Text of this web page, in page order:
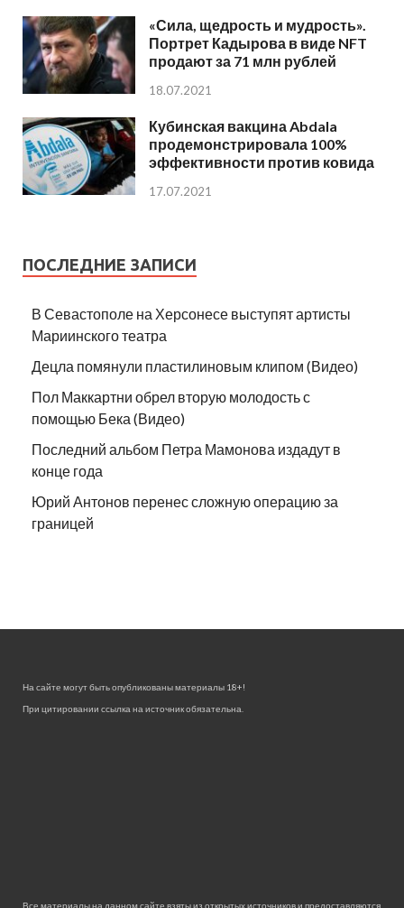
«Сила, щедрость и мудрость».
Портрет Кадырова в виде NFT
продают за 71 млн рублей
18.07.2021
Кубинская вакцина Abdala
продемонстрировала 100%
эффективности против ковида
17.07.2021
ПОСЛЕДНИЕ ЗАПИСИ
В Севастополе на Херсонесе выступят артисты
Мариинского театра
Децла помянули пластилиновым клипом (Видео)
Пол Маккартни обрел вторую молодость с
помощью Бека (Видео)
Последний альбом Петра Мамонова издадут в
конце года
Юрий Антонов перенес сложную операцию за
границей
На сайте могут быть опубликованы материалы 18+!
При цитировании ссылка на источник обязательна.
Все материалы на данном сайте взяты из открытых источников и предоставляются